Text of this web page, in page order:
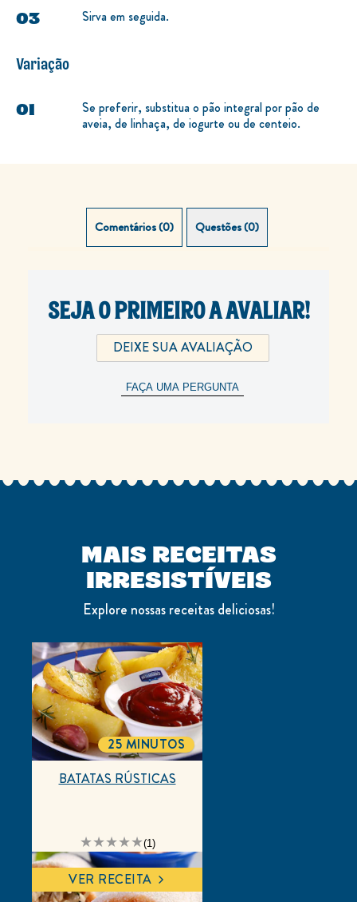
Sirva em seguida.
Variação
Se preferir, substitua o pão integral por pão de
aveia, de linhaça, de iogurte ou de centeio.
Comentários (0) Questões (0)
SEJA O PRIMEIRO A AVALIAR!
DEIXE SUA AVALIAÇÃO
FAÇA UMA PERGUNTA
MAIS RECEITAS
IRRESISTÍVEIS
Explore nossas receitas deliciosas!
classificação
média
deste
BATATAS
RÚSTICAS
é
(1)
BATATAS RÚSTICAS
TOTALTIME
25 MINUTOS
VER RECEITA